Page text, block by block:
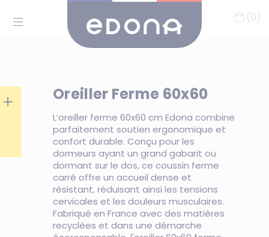
(0)
+ Oreiller Ferme 60x60
L’oreiller ferme 60x60 cm Edona combine
parfaitement soutien ergonomique et
confort durable. Conçu pour les
dormeurs ayant un grand gabarit ou
dormant sur le dos, ce coussin ferme
carré offre un accueil dense et
résistant, réduisant ainsi les tensions
cervicales et les douleurs musculaires.
Fabriqué en France avec des matières
recyclées et dans une démarche